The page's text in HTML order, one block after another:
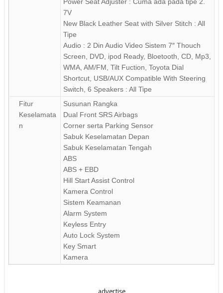
7V
New Black Leather Seat with Silver Stitch : All
Tipe
Audio : 2 Din Audio Video Sistem 7″ Thouch
Screen, DVD, ipod Ready, Bloetooth, CD, Mp3,
WMA, AM/FM, Tilt Fuction, Toyota Dial
Shortcut, USB/AUX Compatible With Steering
Switch, 6 Speakers : All Tipe
Fitur
Keselamata
n
Susunan Rangka
Dual Front SRS Airbags
Corner serta Parking Sensor
Sabuk Keselamatan Depan
Sabuk Keselamatan Tengah
ABS
ABS + EBD
Hill Start Assist Control
Kamera Control
Sistem Keamanan
Alarm System
Keyless Entry
Auto Lock System
Key Smart
Kamera
advertise